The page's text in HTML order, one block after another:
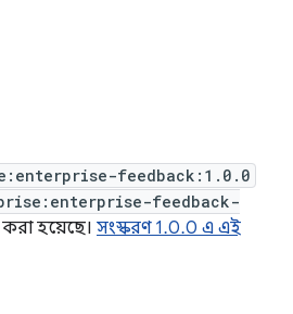
feedback:1.0.0
feedback-
হয়েছে। সংস্করণ 1.0.0 এ এই